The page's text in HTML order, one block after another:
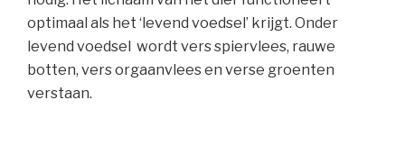
optimaal als het ‘levend voedsel’ krijgt. Onder
levend voedsel wordt vers spiervlees, rauwe
botten, vers orgaanvlees en verse groenten
verstaan.